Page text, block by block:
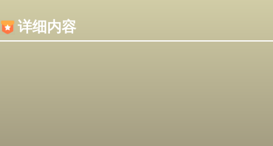
详细内容